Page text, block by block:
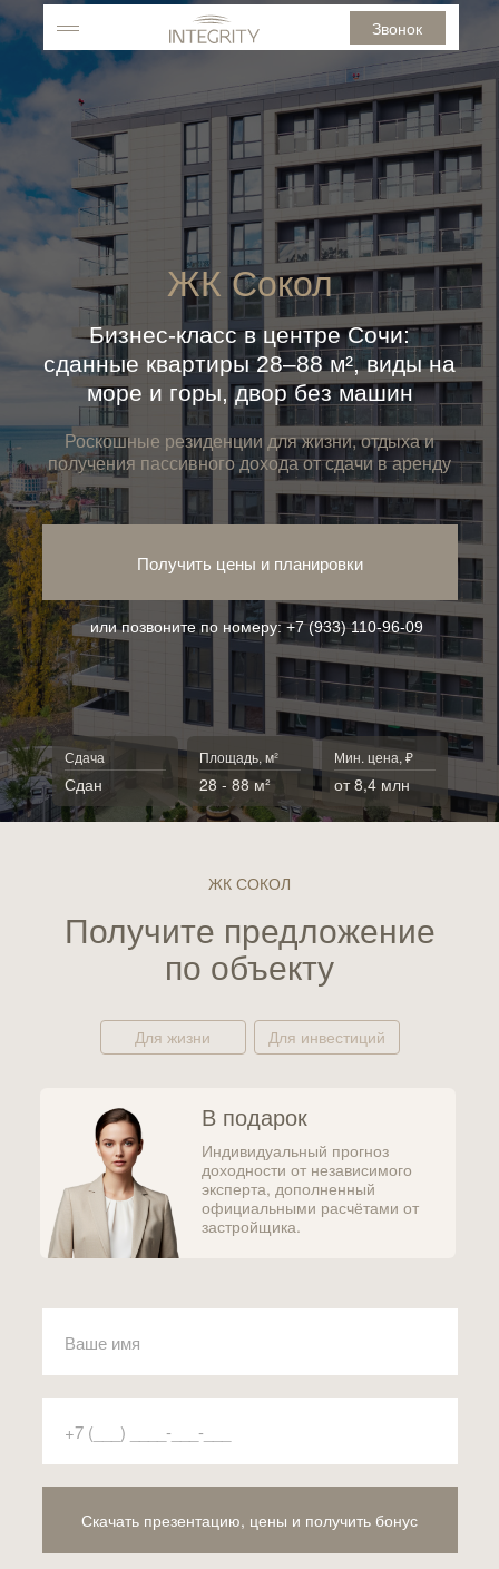
Звонок
ЖК Сокол
Получить цены и планировки
или позвоните по номеру:+7 (933) 110-96-09
от 8,4 млн
Мин. цена, ₽
28 - 88 м²
Площадь, м²
Сдан
Сдача
Роскошные резиденции для жизни, отдыха и
получения пассивного дохода от сдачи в аренду
Бизнес-класс в центре Сочи:
сданные квартиры 28–88 м², виды на
море и горы, двор без машин
Скачать презентацию, цены и получить бонус
ЖК СОКОЛ
Индивидуальный прогноз
доходности от независимого
эксперта, дополненный
официальными расчётами от
застройщика.
В подарок
Получите предложение
по объекту
Для инвестиций
Для жизни